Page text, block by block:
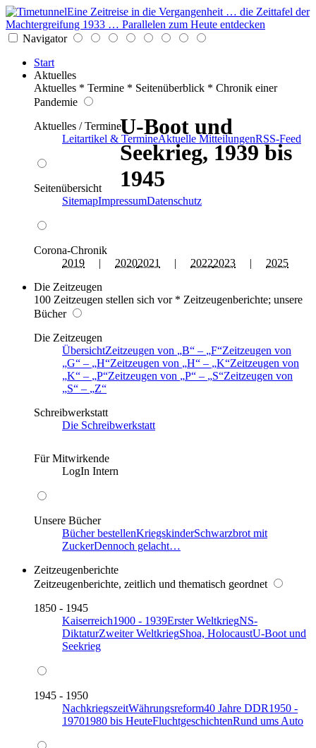
Eine Zeitreise in die Vergangenheit … die Zeittafel der
Machtergreifung 1933 … Parallelen zum Heute entdecken
Navigator
Start
Aktuelles
Aktuelles * Termine * Seitenüberblick * Chronik einer
Pandemie
Aktuelles / Termine
Leitartikel & TermineAktuelle MitteilungenRSS-Feed
Seitenübersicht
SitemapImpressumDatenschutz
Corona-Chronik
2019 | 20202021 | 20222023 | 2025
Die Zeitzeugen
100 Zeitzeugen stellen sich vor * Zeitzeugenberichte; unsere
Bücher
Die Zeitzeugen
ÜbersichtZeitzeugen von B – F Zeitzeugen von
G
– H Zeitzeugen von H – K Zeitzeugen von
K
– P Zeitzeugen von P – S Zeitzeugen von
S
–
Z
Schreibwerkstatt
Die Schreibwerkstatt
Für Mitwirkende
LogIn Intern
Unsere Bücher
Bücher bestellenKriegskinderSchwarzbrot mit
ZuckerDennoch gelacht…
Zeitzeugenberichte
Zeitzeugenberichte, zeitlich und thematisch geordnet
1850 - 1945
Kaiserreich1900 - 1939Erster WeltkriegNS-
DiktaturZweiter WeltkriegShoa, HolocaustU-Boot und
Seekrieg
1945 - 1950
NachkriegszeitWährungsreform40 Jahre DDR1950 -
19701980 bis HeuteFluchtgeschichtenRund ums Auto
U-Boot und
Seekrieg, 1939 bis
1945